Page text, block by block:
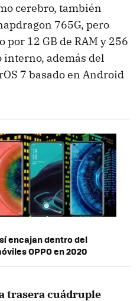
cerebro, también
765G, pero
12 GB de RAM y 256
interno, además del
7 basado en Android
encajan dentro del
OPPO en 2020
trasera cuádruple